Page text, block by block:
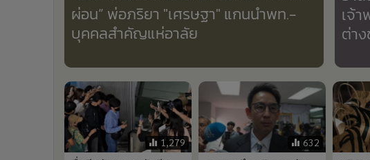
เศรษฐกิจ-ธุรกิจผ่อน” พ่อภริยา "เศรษฐา" แกนนำพท.-
บุคคลสำคัญแห่อาลัย
เจ้
ต่า
1,279 632